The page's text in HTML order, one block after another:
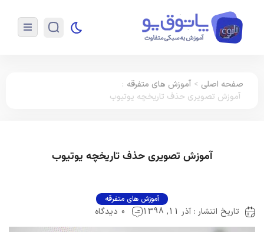
صفحه اصلی > آموزش های متفرقه :
آموزش تصویری حذف تاریخچه یوتیوب
آموزش تصویری حذف تاریخچه یوتیوب
آموزش های متفرقه
تاریخ انتشار : آذر 11, 1398 0 دیدگاه